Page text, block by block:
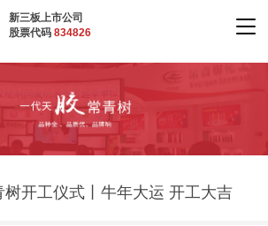
新三板上市公司
股票代码 834826
树开工仪式丨牛年大运 开工大吉